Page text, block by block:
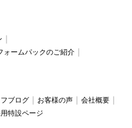
ォームパックのご紹介
ブログ お客様の声
会社概要
特設ページ